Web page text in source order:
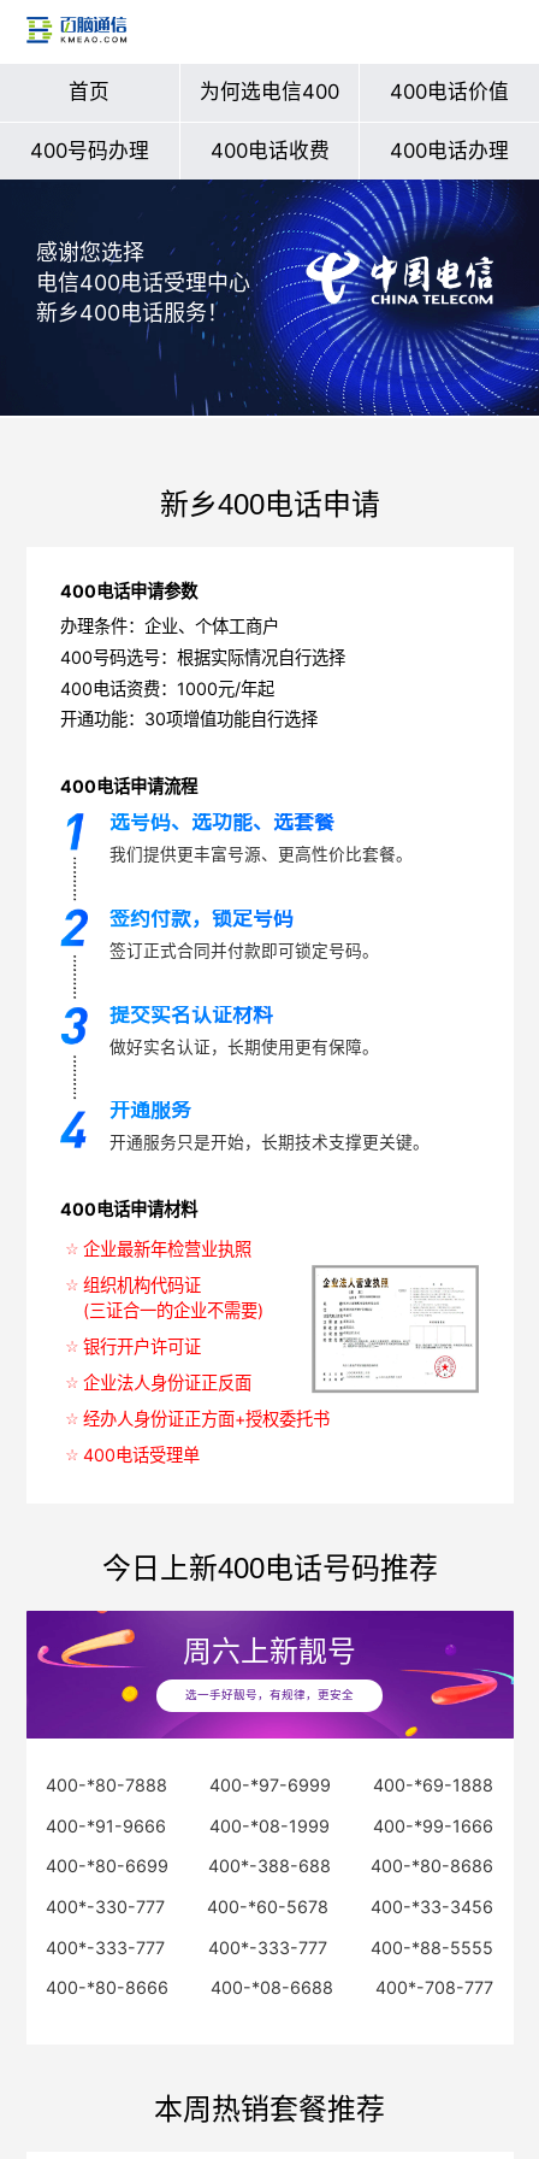
首页 为何选电信400 400电话价值
400号码办理 400电话收费 400电话办理
感谢您选择
电信400电话受理中心
新乡400电话服务！
新乡400电话申请
400电话申请参数
办理条件：企业、个体工商户
400号码选号：根据实际情况自行选择
400电话资费：1000元/年起
开通功能：30项增值功能自行选择
400电话申请流程
选号码、选功能、选套餐
我们提供更丰富号源、更高性价比套餐。
签约付款，锁定号码
签订正式合同并付款即可锁定号码。
提交实名认证材料
做好实名认证，长期使用更有保障。
开通服务
开通服务只是开始，长期技术支撑更关键。
400电话申请材料
企业最新年检营业执照
组织机构代码证
(三证合一的企业不需要)
银行开户许可证
企业法人身份证正反面
经办人身份证正方面+授权委托书
400电话受理单
今日上新400电话号码推荐
周六上新靓号
选一手好靓号，有规律，更安全
400-*80-7888 400-*97-6999
400-*69-1888
400-*91-9666
400-*08-1999
400-*99-1666
400-*80-6699
400*-388-688
400-*80-8686
400*-330-777
400-*60-5678
400-*33-3456
400*-333-777
400*-333-777
400-*88-5555
400-*80-8666
400-*08-6688 400*-708-777
本周热销套餐推荐